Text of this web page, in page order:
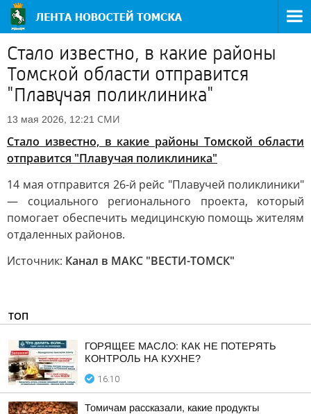
Стало известно, в какие районы
Томской области отправится
"Плавучая поликлиника"
13 мая 2026, 12:21 СМИ
Стало известно, в какие районы Томской области
отправится "Плавучая поликлиника"
14 мая отправится 26-й рейс "Плавучей поликлиники"
— социального регионального проекта, который
помогает обеспечить медицинскую помощь жителям
отдаленных районов.
Источник: Канал в МАКС "ВЕСТИ-ТОМСК"
ТОП
ГОРЯЩЕЕ МАСЛО: КАК НЕ ПОТЕРЯТЬ
КОНТРОЛЬ НА КУХНЕ?
16:10
Томичам рассказали, какие продукты